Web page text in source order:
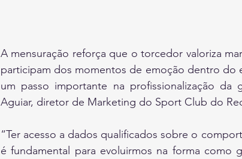
A mensuração reforça que o torcedor valoriza
participam dos momentos de emoção dentro
um passo importante na profissionalização da
Aguiar, diretor de Marketing do Sport Club do
“Ter acesso a dados qualificados sobre o
é fundamental para evoluirmos na forma como